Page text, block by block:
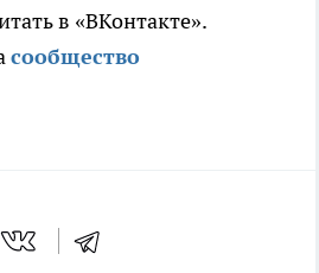
в «ВКонтакте».
сообщество